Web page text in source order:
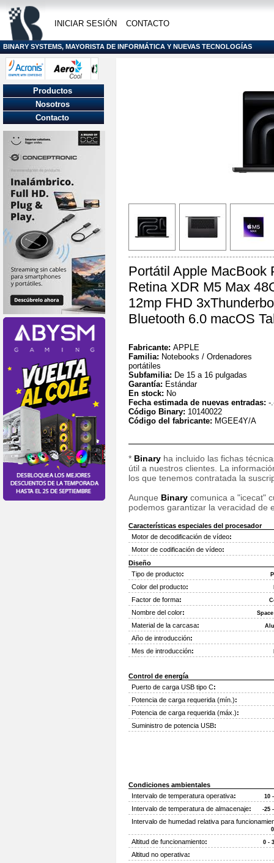
INICIAR SESIÓN CONTACTO
BINARY SYSTEMS, MAYORISTA DE INFORMÁTICA Y NUEVAS TECNOLOGÍAS
Portátil Apple MacBook
Retina XDR M5 Max
12mp FHD
Bluetooth 6.0 macOS
Fabricante: APPLE
Familia: Notebooks / Ordenadores
portátiles
Subfamilia: De 15 a 16 pulgadas
Garantía: Estándar
En stock: No
Fecha estimada de nuevas entradas: -
Código Binary: 10140022
Código del fabricante: MGEE4Y/A
* Binary ha incluido las fichas
útil a nuestros clientes. La
los que tenemos contratada la
Aunque Binary comunica a "icecat"
podemos garantizar la veracidad de
Características especiales del procesador
Motor de decodificación de vídeo:
Motor de codificación de vídeo:
Diseño
Tipo de producto:
Color del producto:
Factor de forma:
Nombre del color:
Material de la carcasa:
Año de introducción:
Mes de introducción:
Control de energía
Puerto de carga USB tipo C:
Potencia de carga requerida (mín.):
Potencia de carga requerida (máx.):
Suministro de potencia USB:
Condiciones ambientales
Intervalo de temperatura operativa: 10
Intervalo de temperatura de almacenaje: -25
Intervalo de humedad relativa para
Altitud de funcionamiento: 0 -
Altitud no operativa:
Productos
Nosotros
Contacto